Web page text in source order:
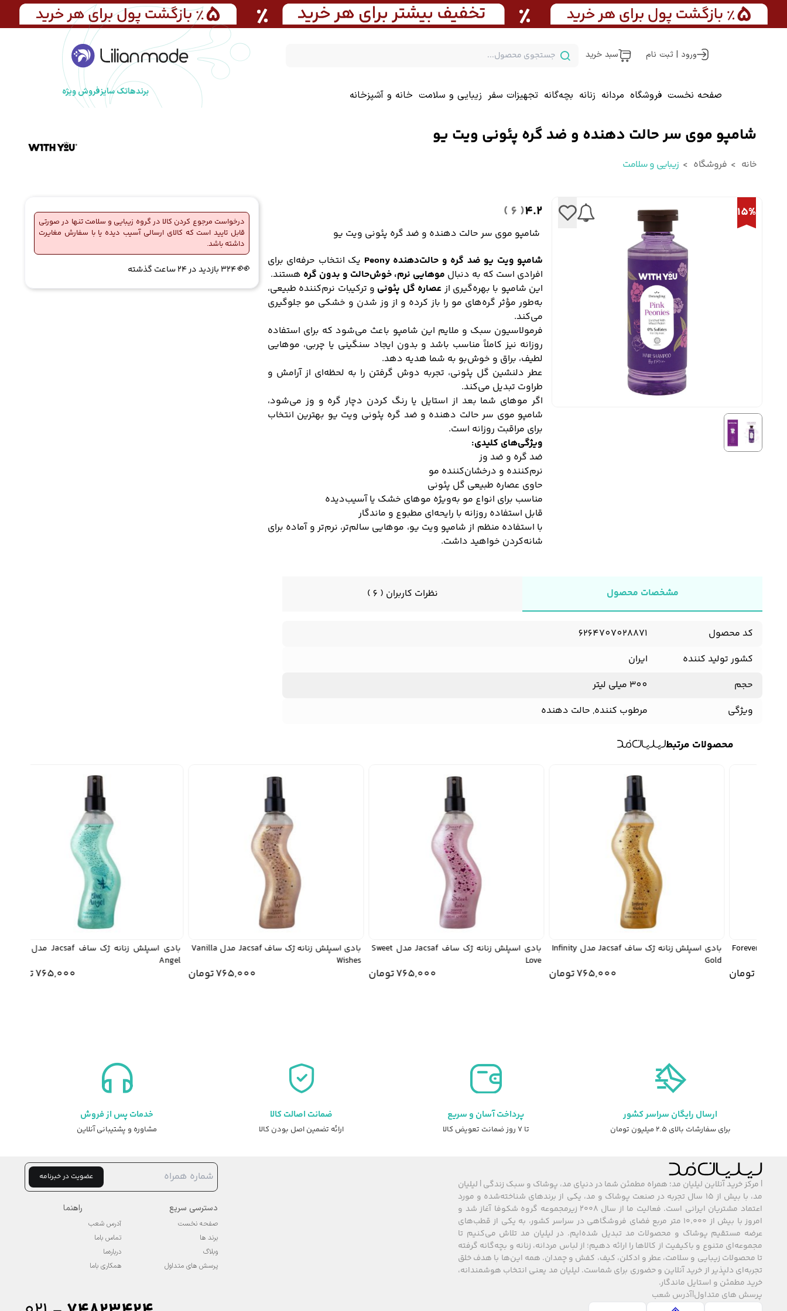
سبد خرید ورود | ثبت نام
صفحه نخست فروشگاه مردانه زنانه بچه‌گانه تجهیزات سفر زیبایی و سلامت خانه و آشپزخانه برندهاتک سایزفروش ویژه
شامپو موی سر حالت دهنده و ضد گره پئونی ویت یو
خانه فروشگاه زیبایی و سلامت
15%
4.2
( 6 )
شامپو موی سر حالت دهنده و ضد گره پئونی ویت یو
شامپو ویت یو ضد گره و حالت‌دهنده Peony
یک انتخاب حرفه‌ای برای
افرادی است که به دنبال موهایی نرم، خوش‌حالت و بدون گره هستند.
این شامپو با بهره‌گیری از عصاره گل پئونی و ترکیبات نرم‌کننده طبیعی،
به‌طور مؤثر گره‌های مو را باز کرده و از وز شدن و خشکی مو جلوگیری
می‌کند.
فرمولاسیون سبک و ملایم این شامپو باعث می‌شود که برای استفاده
روزانه نیز کاملاً مناسب باشد و بدون ایجاد سنگینی یا چربی، موهایی
لطیف، براق و خوش‌بو به شما هدیه دهد.
عطر دلنشین گل پئونی، تجربه دوش گرفتن را به لحظه‌ای از آرامش و
طراوت تبدیل می‌کند.
اگر موهای شما بعد از استایل یا رنگ کردن دچار گره و وز می‌شود،
شامپو موی سر حالت دهنده و ضد گره پئونی ویت یو بهترین انتخاب
برای مراقبت روزانه است.
ویژگی‌های کلیدی:
ضد گره و ضد وز
نرم‌کننده و درخشان‌کننده مو
حاوی عصاره طبیعی گل پئونی
مناسب برای انواع مو به‌ویژه موهای خشک یا آسیب‌دیده
قابل استفاده روزانه با رایحه‌ای مطبوع و ماندگار
با استفاده منظم از شامپو ویت یو، موهایی سالم‌تر، نرم‌تر و آماده برای
شانه‌کردن خواهید داشت.
درخواست مرجوع کردن کالا در گروه زیبایی و سلامت تنها در صورتی
قابل تایید است که کالای ارسالی آسیب دیده یا با سفارش مغایرت
داشته باشد.🔥3 فروش در هفته گذشته
👀324 بازدید در ۲۴ ساعت گذشته
مشخصات محصول نظرات کاربران ( 6 )
کد محصول
6264707028871
کشور تولید کننده
ایران
حجم
300 میلی لیتر
ویژگی
مرطوب کننده, حالت دهنده
محصولات مرتبط
بادی اسپلش زنانه ژک ساف Jacsaf مدل Forever
تومان
بادی اسپلش زنانه ژک ساف Jacsaf مدل Infinity
Gold
765,000تومان
بادی اسپلش زنانه ژک ساف Jacsaf مدل Sweet
Love
765,000تومان
بادی اسپلش زنانه ژک ساف Jacsaf مدل Vanilla
Wishes
765,000تومان
بادی اسپلش زنانه ژک ساف Jacsaf مدل Blue
Angel
765,000تومان
ارسال رایگان سراسر کشور
برای سفارشات بالای ۲.۵ میلیون تومان
پرداخت آسان و سریع
تا ۷ روز ضمانت تعویض کالا
ضمانت اصالت کالا
ارائه تضمین اصل بودن کالا
خدمات پس از فروش
مشاوره و پشتیبانی آنلاین
| مرکز خرید آنلاین لیلیان مد؛ همراه مطمئن شما در دنیای مد، پوشاک و سبک زندگی | لیلیان
مد، با بیش از ۱۵ سال تجربه در صنعت پوشاک و مد، یکی از برندهای شناخته‌شده و مورد
اعتماد مشتریان ایرانی است. فعالیت ما از سال ۲۰۰۸ زیرمجموعه گروه شکوفا آغاز شد و
امروز با بیش از ۱۰٬۰۰۰ متر مربع فضای فروشگاهی در سراسر کشور، به یکی از قطب‌های
عرضه مستقیم پوشاک و محصولات مد تبدیل شده‌ایم. در لیلیان مد تلاش می‌کنیم تا
مجموعه‌ای متنوع و باکیفیت از کالاها را ارائه دهیم؛ از لباس مردانه، زنانه و بچه‌گانه گرفته
تا محصولات زیبایی و سلامت، عطر و ادکلن، کیف، کفش و چمدان. همه این‌ها با هدف خلق
تجربه‌ای دلپذیر از خرید آنلاین و حضوری برای شماست. لیلیان مد یعنی انتخاب هوشمندانه،
خرید مطمئن و استایل ماندگار.
پرسش های متداول|آدرس شعب
عضویت در خبرنامه
دسترسی سریع
صفحه نخست
برند ها
وبلاگ
پرسش های متداول
راهنما
آدرس شعب
تماس باما
درباره‌ما
همکاری باما